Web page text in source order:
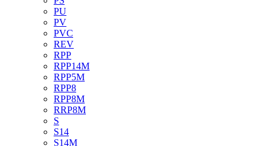
PU
PV
PVC
REV
RPP
RPP14M
RPP5M
RPP8
RPP8M
RRP8M
S
S14
S14M